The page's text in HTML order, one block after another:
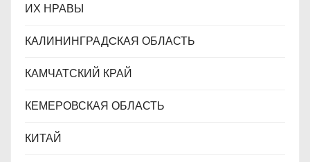
ИХ НРАВЫ
КАЛИНИНГРАДCКАЯ ОБЛАСТЬ
КАМЧАТСКИЙ КРАЙ
КЕМЕРОВСКАЯ ОБЛАСТЬ
КИТАЙ